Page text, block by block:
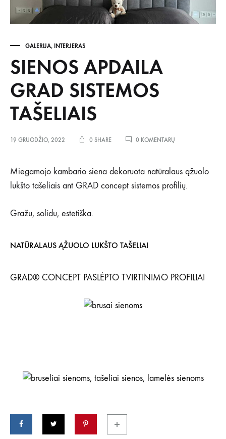
GALERIJA, INTERJERAS
SIENOS APDAILA
GRAD SISTEMOS
TAŠELIAIS
19 GRUODŽIO, 2022 0 SHARE 0 KOMENTARŲ
SISTEMOS
TAŠELIAIS
Miegamojo kambario siena dekoruota natūralaus ąžuolo
lukšto tašeliais ant GRAD concept sistemos profilių.
Gražu, solidu, estetiška.
NATŪRALAUS ĄŽUOLO LUKŠTO TAŠELIAI
GRAD® CONCEPT PASLĖPTO TVIRTINIMO PROFILIAI